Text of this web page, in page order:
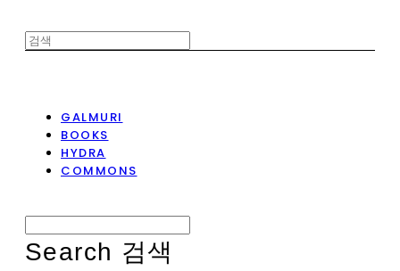
GALMURI
BOOKS
HYDRA
COMMONS
Search 검색